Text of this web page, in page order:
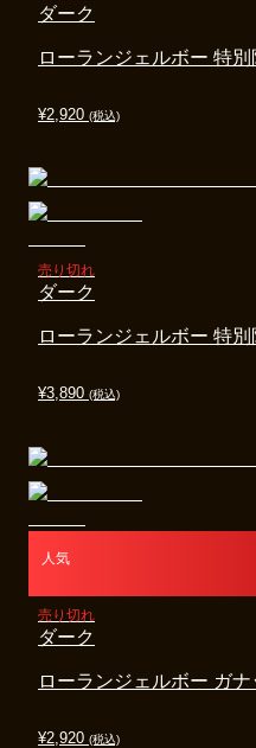
¥2,920 (税込)
ローランジェルボー 特
ダーク
¥3,890 (税込)
売り切れ
ローランジェルボー 特
ダーク
人気
¥2,920 (税込)
売り切れ
ローランジェルボー ガ
ダーク